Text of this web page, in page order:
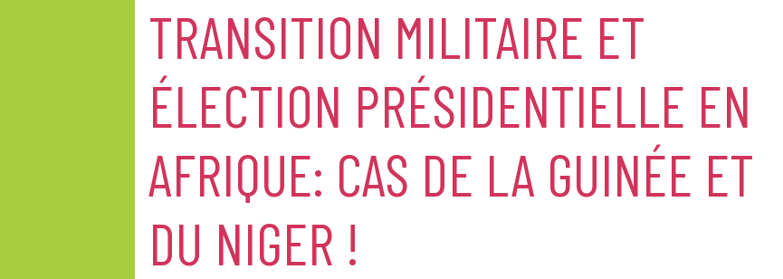
TRANSITION MILITAIRE ET
ÉLECTION PRÉSIDENTIELLE EN
AFRIQUE: CAS DE LA GUINÉE ET
DU NIGER !